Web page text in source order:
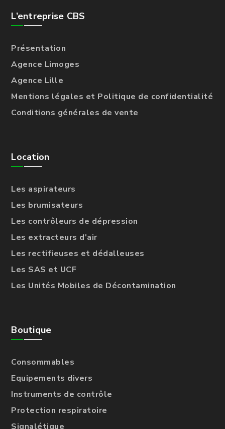
L’entreprise CBS
Présentation
Agence Limoges
Agence Lille
Mentions légales et Politique de confidentialité
Conditions générales de vente
Location
Les aspirateurs
Les brumisateurs
Les contrôleurs de dépression
Les extracteurs d'air
Les rectifieuses et dédalleuses
Les SAS et UCF
Les Unités Mobiles de Décontamination
Boutique
Consommables
Equipements divers
Instruments de contrôle
Protection respiratoire
Signalétique